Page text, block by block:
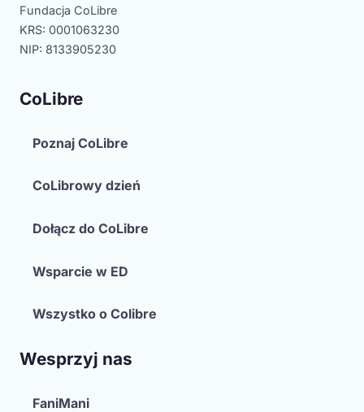
Fundacja CoLibre
KRS: 0001063230
NIP: 8133905230
CoLibre
Poznaj CoLibre
CoLibrowy dzień
Dołącz do CoLibre
Wsparcie w ED
Wszystko o Colibre
Wesprzyj nas
FaniMani